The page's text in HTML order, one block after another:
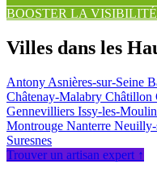
BOOSTER LA
Villes dans les
Antony Asnières-sur-Seine
Châtenay-Malabry Châtillon
Gennevilliers Issy-les-
Montrouge Nanterre Neuilly-
Suresnes
Trouver un artisan expert ↑